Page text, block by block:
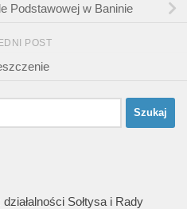
Podstawowej w Baninie
POST
Sołtysa i Rady